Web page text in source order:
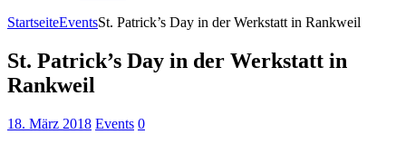
StartseiteEventsSt. Patrick’s Day in der Werkstatt in Rankweil
St. Patrick’s Day in der Werkstatt in
Rankweil
18. März 2018 Events 0